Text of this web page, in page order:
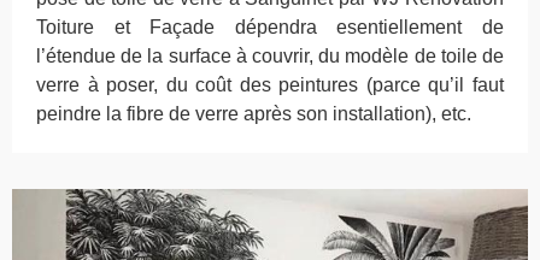
Toiture et Façade dépendra esentiellement de
l’étendue de la surface à couvrir, du modèle de toile de
verre à poser, du coût des peintures (parce qu’il faut
peindre la fibre de verre après son installation), etc.